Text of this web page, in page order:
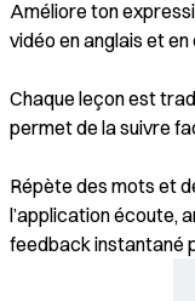
Améliore ton
vidéo en anglais et en
Chaque leçon est
permet de la suivre
Répète des mots et
l’application écoute,
feedback instantané